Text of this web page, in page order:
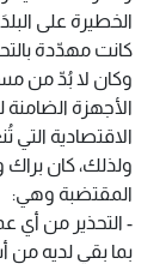
الخطيرة على
كانت مهدّدة
وكان لا بُدّ من
الأجهزة الضامنة
الاقتصادية
المقتضبة وهي:
- التحذير من أي
بما بقي لديه من